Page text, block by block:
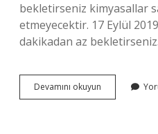
bekletirseniz kimyasallar
etmeyecektir. 17 Eylül
dakikadan az
Devamını okuyun
Saçta